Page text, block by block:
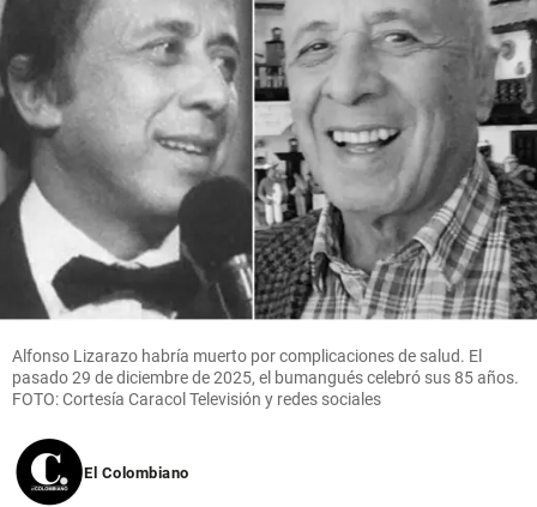
Alfonso Lizarazo habría muerto por complicaciones de salud. El
pasado 29 de diciembre de 2025, el bumangués celebró sus 85 años.
FOTO: Cortesía Caracol Televisión y redes sociales
El Colombiano